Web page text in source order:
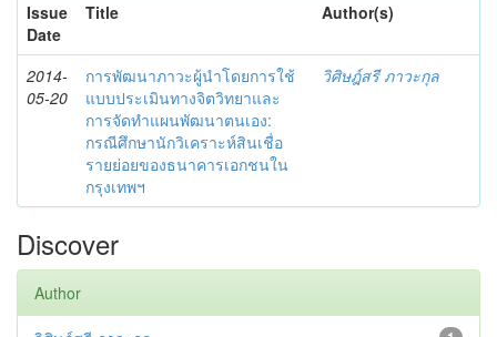
Issue
Date
Title Author(s)
2014-
05-20
การพัฒนาภาวะผู้นำโดยการใช้
แบบประเมินทางจิตวิทยาและ
การจัดทำแผนพัฒนาตนเอง:
กรณีศึกษานักวิเคราะห์สินเชื่อ
รายย่อยของธนาคารเอกชนใน
กรุงเทพฯ
วิศิษฎ์สรี ภาวะกุล
Discover
Author